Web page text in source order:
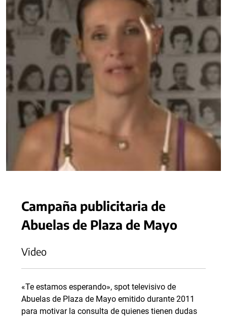
Campaña publicitaria de
Abuelas de Plaza de Mayo
Video
«Te estamos esperando», spot televisivo de
Abuelas de Plaza de Mayo emitido durante 2011
para motivar la consulta de quienes tienen dudas